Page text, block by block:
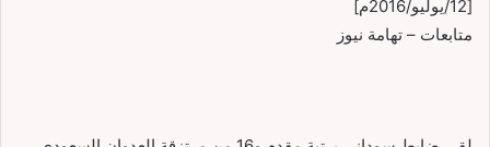
[12/يوليو/2016م]
متابعات – تهامة نيوز